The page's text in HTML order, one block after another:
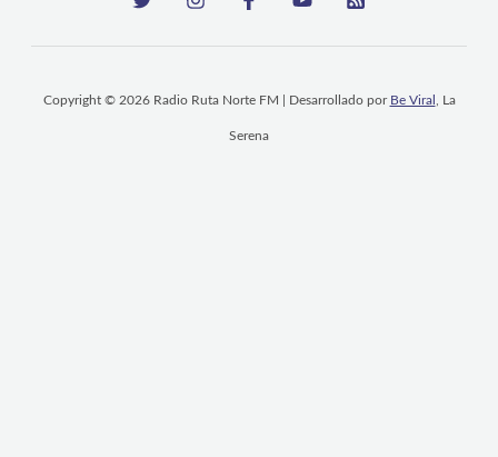
Copyright © 2026 Radio Ruta Norte FM | Desarrollado por Be Viral , La
Serena